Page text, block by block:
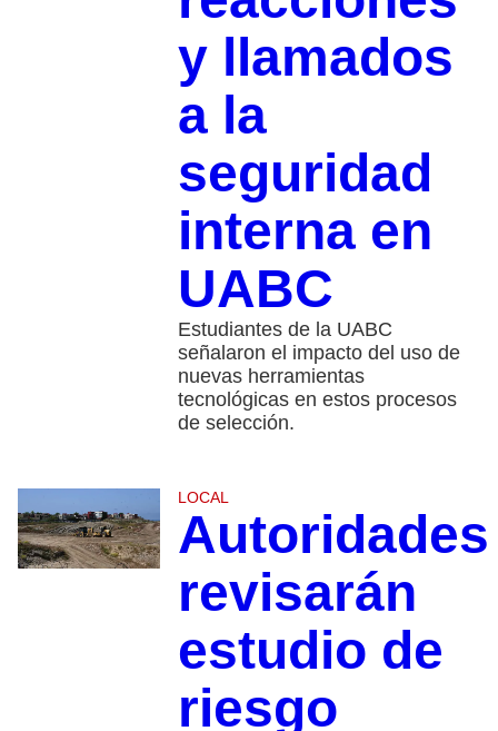
y llamados
a la
seguridad
interna en
UABC
Estudiantes de la UABC
señalaron el impacto del uso de
nuevas herramientas
tecnológicas en estos procesos
de selección.
LOCAL
Autoridades
revisarán
estudio de
riesgo